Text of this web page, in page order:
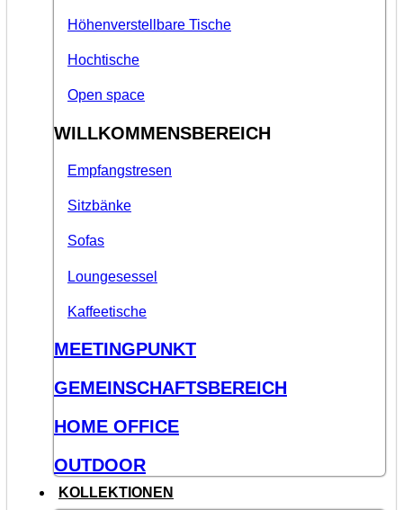
Höhenverstellbare Tische
Hochtische
Open space
WILLKOMMENSBEREICH
Empfangstresen
Sitzbänke
Sofas
Loungesessel
Kaffeetische
MEETINGPUNKT
GEMEINSCHAFTSBEREICH
HOME OFFICE
OUTDOOR
KOLLEKTIONEN